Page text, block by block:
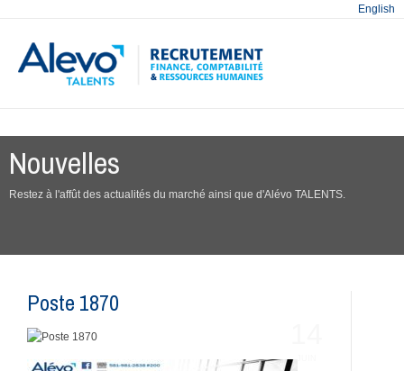
English
Nouvelles
Restez à l'affût des actualités du marché ainsi que d'Alévo TALENTS.
Poste 1870